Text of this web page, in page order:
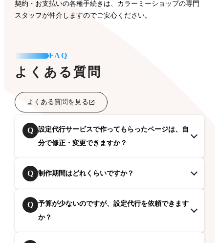
契約・お支払いの各種手続きは、カラーミーショップの専門
スタッフが仲介しますのでご安心ください。
FAQ
よくある質問
よくある質問を見る
Q
設定代行サービスで作ってもらったページは、自
分で修正・変更できますか？
Q 制作期間はどれくらいですか？
Q
予算が少ないのですが、設定代行を依頼できます
か？